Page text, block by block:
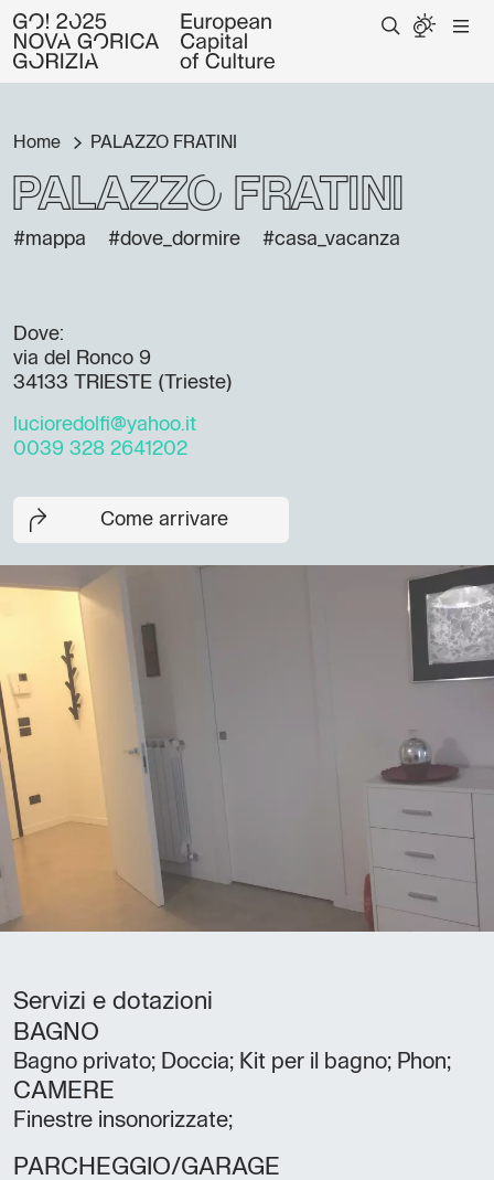
Home PALAZZO FRATINI
PALAZZO FRATINI
#mappa #dove_dormire #casa_vacanza
Dove:
via del Ronco 9
34133 TRIESTE (Trieste)
lucioredolfi@yahoo.it
0039 328 2641202
Come arrivare
Servizi e dotazioni
BAGNO
Bagno privato; Doccia; Kit per il bagno; Phon;
CAMERE
Finestre insonorizzate;
PARCHEGGIO/GARAGE